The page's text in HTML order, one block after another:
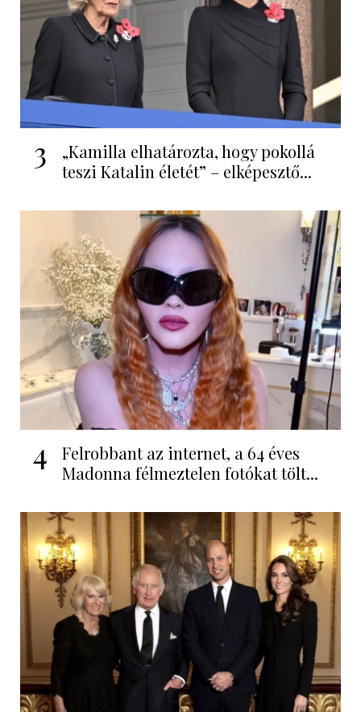
3
„Kamilla elhatározta, hogy pokollá
teszi Katalin életét” – elképesztő...
4
Felrobbant az internet, a 64 éves
Madonna félmeztelen fotókat tölt...